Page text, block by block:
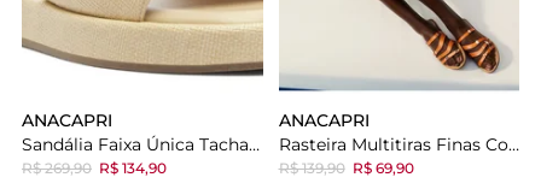
ANACAPRI
Sandália Faixa Única Tachas Branca
R$ 269,90 R$ 134,90
ANACAPRI
Rasteira Multitiras Finas Couro Laranja
R$ 139,90 R$ 69,90